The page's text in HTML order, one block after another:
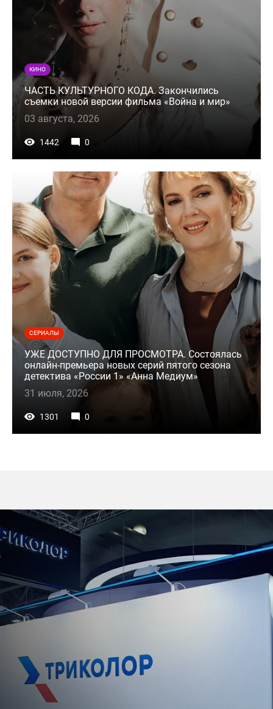
КИНО
ЧАСТЬ КУЛЬТУРНОГО КОДА. Закончились
съемки новой версии фильма «Война и мир»
03 августа, 2026
1442 0
СЕРИАЛЫ
УЖЕ ДОСТУПНО ДЛЯ ПРОСМОТРА. Состоялась
онлайн-премьера новых серий пятого сезона
детектива «России 1» «Анна Медиум»
31 июля, 2026
1301 0